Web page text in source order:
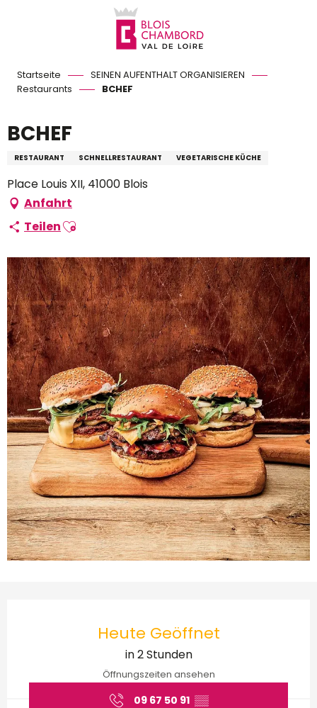
Startseite
SEINEN AUFENTHALT ORGANISIEREN
Restaurants
BCHEF
BCHEF
RESTAURANT SCHNELLRESTAURANT VEGETARISCHE KÜCHE
Place Louis XII, 41000 Blois
Anfahrt
TeilenAjouter aux favoris
Heute Geöffnet
in 2 Stunden
Öffnungszeiten ansehen
09 67 50 91 ▒▒